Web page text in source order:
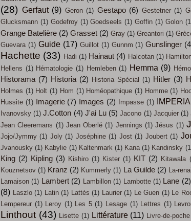
(28) Gerfaut (9) Geron (1) Gestapo (6) Gestetner (1)
Glucksmann (1) Godefroy (1) Goedseels (1) Goffin (1) Golon
Grange Batelière (2) Grasset (2) Gray (1) Greantori (1)
Guevara (1) Guide (17) Guillot (1) Gunnm (1) Gunslinger
Hachette (33) Hadi (1) Hainaut (4) Halcotan (1)
Hellens (1) Hématologie (1) Hemleben (1) Hemma (9)
Historama (7) Historia (2) Historia Spécial (1) Hitler (3)
Holmes (1) Holt (1) Hom (1) Homéopathique (1) Homme (1)
Hussite (1) Imagerie (7) Images (2) Impasse (1) IMPERIA
Ivanovsky (1) J.Cotton (4) J'ai Lu (5) Jacono (1) Jacquier (1)
Jean Cleeremans (1) Jean Oberlé (1) Jennings (1) Jésus (1)
Jojo/Jymmy (1) Joly (1) Joséphine (1) Jost (1) Joubert (1)
Jvanousky (1) Kabylie (1) Kaltenmark (1) Kana (1) Kandinsky
King (2) Kipling (3) Kishiro (1) Kister (1) KIT (2) Kitawala
Kouznetsov (1) Kranz (2) Kummerly (1) La Guilde (2) La-
Lamaison (1) Lambert (2) Lambillon (1) Lambotte (1) Lane (2)
(8) Laszlo (1) Latin (1) Lattès (1) Laurier (1) Le Guen (1) Le
Lempereur (1) Leroy (1) Les 5 (1) Lesage (1) Lettres (1)
Linthout (43) Lisette (1) Littérature (11) Livre-de-poche